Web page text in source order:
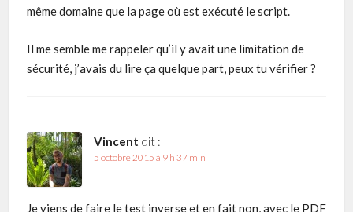
même domaine que la page où est exécuté le script.
Il me semble me rappeler qu’il y avait une limitation de
sécurité, j’avais du lire ça quelque part, peux tu vérifier ?
Vincent dit :
5 octobre 2015 à 9 h 37 min
Je viens de faire le test inverse et en fait non, avec le PDF